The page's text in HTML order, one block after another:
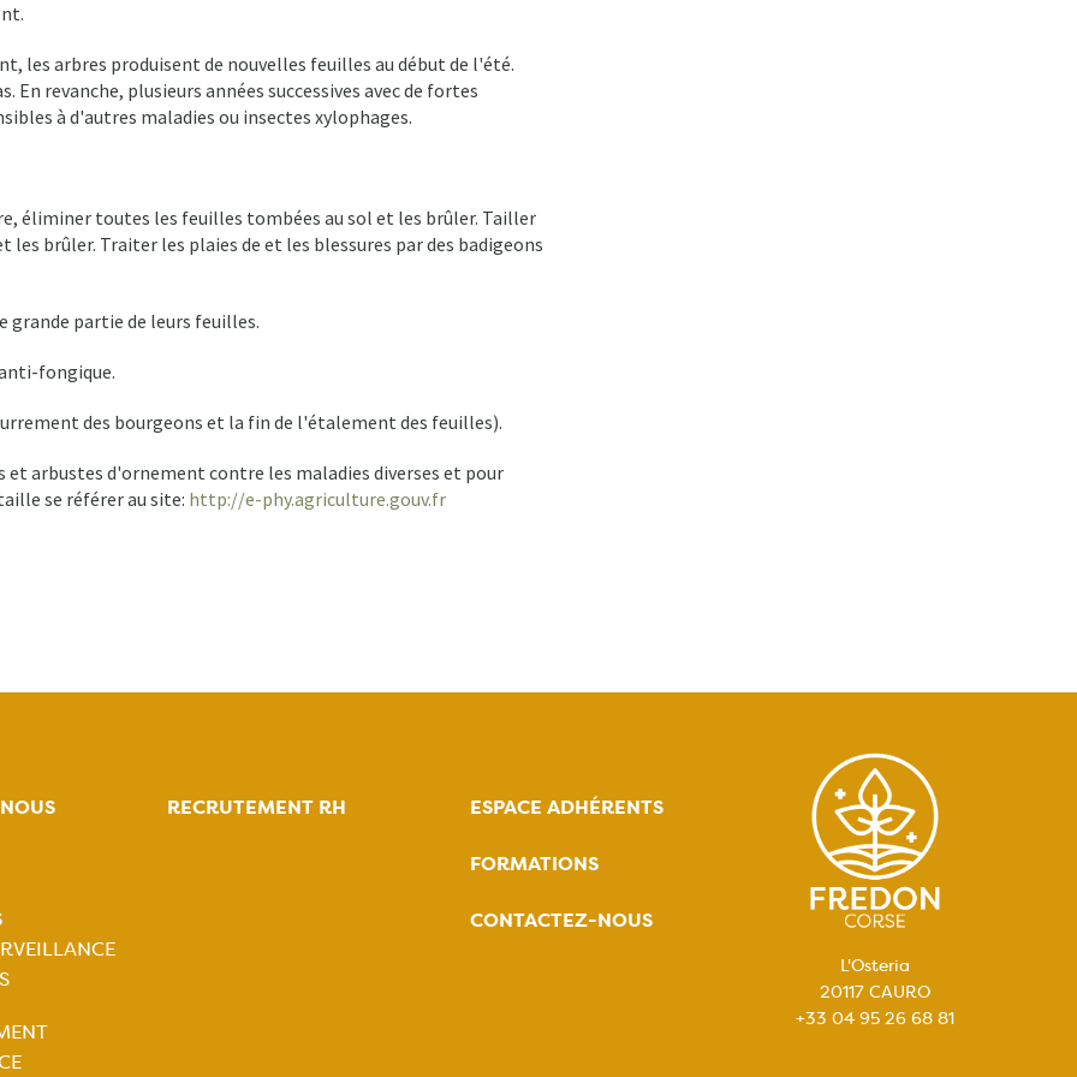
les arbres produisent de nouvelles feuilles au début de l'été.
revanche, plusieurs années successives avec de fortes
à d'autres maladies ou insectes xylophages.
éliminer toutes les feuilles tombées au sol et les brûler. Tailler
brûler. Traiter les plaies de et les blessures par des badigeons
grande partie de leurs feuilles.
fongique.
des bourgeons et la fin de l'étalement des feuilles).
arbustes d'ornement contre les maladies diverses et pour
se référer au site: http://e-phy.agriculture.gouv.fr
RECRUTEMENT RH ESPACE ADHÉRENTS
FORMATIONS
CONTACTEZ-NOUS
L'Osteria
20117 CAURO
+33 04 95 26 68 81